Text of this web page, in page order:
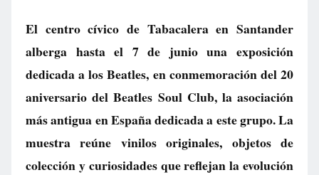
El centro cívico de Tabacalera en Santander
alberga hasta el 7 de junio una exposición
dedicada a los Beatles, en conmemoración del 20
aniversario del Beatles Soul Club, la asociación
más antigua en España dedicada a este grupo. La
muestra reúne vinilos originales, objetos de
colección y curiosidades que reflejan la evolución